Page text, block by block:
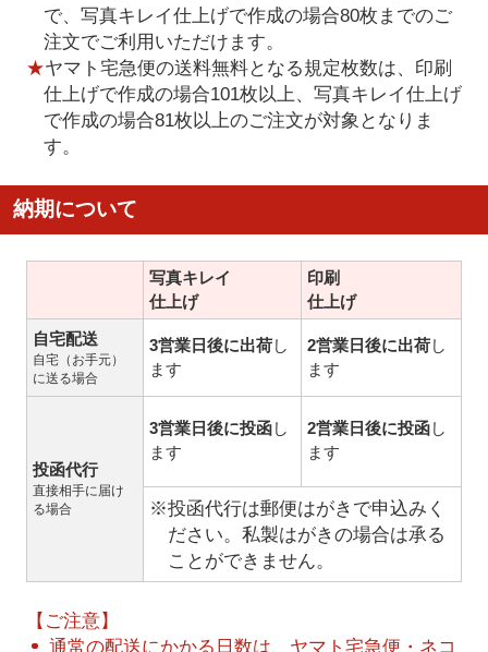
で、写真キレイ仕上げで作成の場合80枚までのご
注文でご利用いただけます。
★ヤマト宅急便の送料無料となる規定枚数は、印刷
仕上げで作成の場合101枚以上、写真キレイ仕上げ
で作成の場合81枚以上のご注文が対象となりま
す。
納期について
写真キレイ
仕上げ
印刷
仕上げ
自宅配送
自宅（お手元）
に送る場合
3営業日後に出荷し
ます
2営業日後に出荷し
ます
投函代行
直接相手に届け
る場合
3営業日後に投函し
ます
2営業日後に投函し
ます
※投函代行は郵便はがきで申込みく
ださい。私製はがきの場合は承る
ことができません。
【ご注意】
通常の配送にかかる日数は、ヤマト宅急便・ネコ